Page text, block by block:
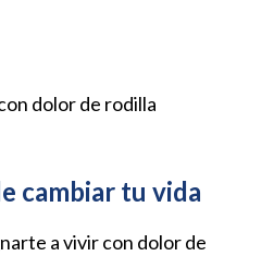
cambiar tu vida
a vivir con dolor de